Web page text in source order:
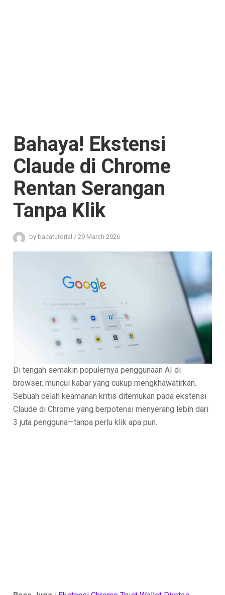
Bahaya! Ekstensi
Claude di Chrome
Rentan Serangan
Tanpa Klik
by bacatutorial / 29 March 2026
Di tengah semakin populernya penggunaan AI di
browser, muncul kabar yang cukup mengkhawatirkan.
Sebuah celah keamanan kritis ditemukan pada ekstensi
Claude di Chrome yang berpotensi menyerang lebih dari
3 juta pengguna—tanpa perlu klik apa pun.